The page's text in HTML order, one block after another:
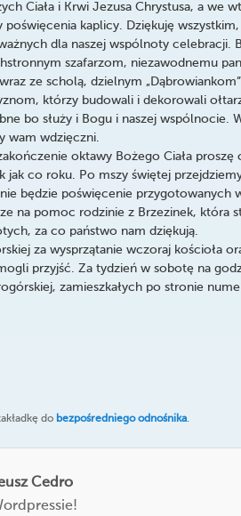
Ciała i Krwi Jezusa Chrystusa, a we
kaplicy. Dziękuję
dla naszej wspólnoty celebracji.
szafarzom, niezawodnemu
ze scholą, dzielnym
którzy budowali i dekorowali
bo służy i Bogu i naszej wspólnocie.
wam wdzięczni.
oktawy Bożego Ciała proszę
jak co roku. Po mszy świętej
będzie poświęcenie przygotowanych
na pomoc rodzinie z Brzezinek, która
za co państwo nam dziękują.
za wysprzątanie wczoraj kościoła
przyjść. Za tydzień w sobotę na
zamieszkałych po stronie
do bezpośredniego odnośnika.
Cedro